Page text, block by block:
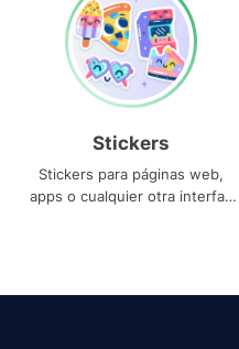
Stickers
Stickers para páginas web,
apps o cualquier otra interfaz